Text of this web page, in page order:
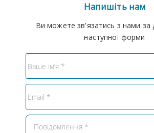
Напишіть нам
Ви можете зв'язатись з нами
наступної форми